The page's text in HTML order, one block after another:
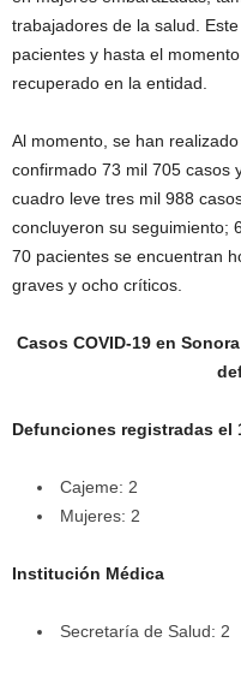
trabajadores de la salud.
pacientes y hasta el
recuperado en la entidad.
Al momento, se han
confirmado 73 mil 705 casos
cuadro leve tres mil 988
concluyeron su seguimiento;
70 pacientes se encuentran
graves y ocho críticos.
Casos COVID-19 en
Defunciones registradas el
Cajeme: 2
Mujeres: 2
Institución Médica
Secretaría de Salud: 2